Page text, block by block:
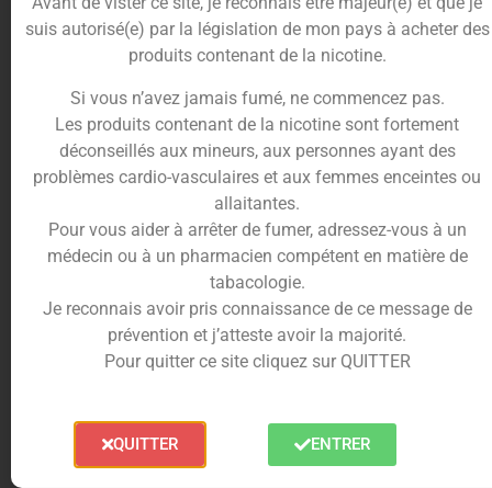
directement dans le grand flacon pour
obtenir 70ml de liquide fini.
Conseil de préparation : Après avoir
effectué votre mélange, refermez
soigneusement le flacon et secouez-le
énergiquement pendant 30 secondes.
Pour cette recette gourmande et
complexe, nous vous recommandons de
laisser reposer le flacon 24 à 48 heures
avant dégustation afin que les arômes
et la nicotine fusionnent idéalement.
Le matériel idéal pour savourer El
Mordjvape 50ml
Formulé sur une base équilibrée au ratio de
(Propylène Glycol végétal / Glycérine
Végétale), l’e-liquide El Mordjvape fait preuve
suis autorisé(e) par la législation de mon pays à acheter des
produits contenant de la nicotine.
Si vous n’avez jamais fumé, ne commencez pas.
Les produits contenant de la nicotine sont fortement
déconseillés aux mineurs, aux personnes ayant des
problèmes cardio-vasculaires et aux femmes enceintes ou
allaitantes.
Pour vous aider à arrêter de fumer, adressez-vous à un
médecin ou à un pharmacien compétent en matière de
tabacologie.
Je reconnais avoir pris connaissance de ce message de
prévention et j’atteste avoir la majorité.
Pour quitter ce site cliquez sur QUITTER
QUITTER ENTRER